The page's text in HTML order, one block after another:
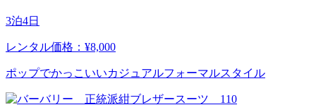
3泊4日
レンタル価格：¥8,000
ポップでかっこいいカジュアルフォーマルスタイル